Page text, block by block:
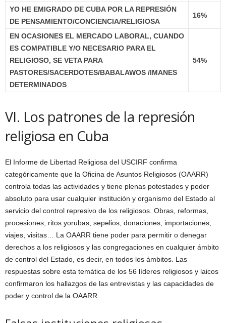
YO HE EMIGRADO DE CUBA POR LA REPRESIÓN
DE PENSAMIENTO/CONCIENCIA/RELIGIOSA
16%
EN OCASIONES EL MERCADO LABORAL, CUANDO
ES COMPATIBLE Y/O NECESARIO PARA EL
RELIGIOSO, SE VETA PARA
PASTORES/SACERDOTES/BABALAWOS /IMANES
DETERMINADOS
54%
VI. Los patrones de la represión
religiosa en Cuba
El Informe de Libertad Religiosa del USCIRF confirma
categóricamente que la Oficina de Asuntos Religiosos (OAARR)
controla todas las actividades y tiene plenas potestades y poder
absoluto para usar cualquier institución y organismo del Estado al
servicio del control represivo de los religiosos. Obras, reformas,
procesiones, ritos yorubas, sepelios, donaciones, importaciones,
viajes, visitas… La OAARR tiene poder para permitir o denegar
derechos a los religiosos y las congregaciones en cualquier ámbito
de control del Estado, es decir, en todos los ámbitos. Las
respuestas sobre esta temática de los 56 líderes religiosos y laicos
confirmaron los hallazgos de las entrevistas y las capacidades de
poder y control de la OAARR.